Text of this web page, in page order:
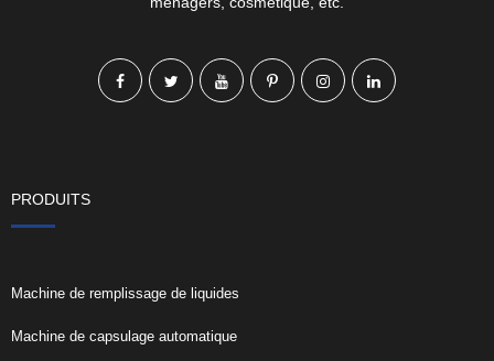
PRODUITS
Machine de remplissage de liquides
Machine de capsulage automatique